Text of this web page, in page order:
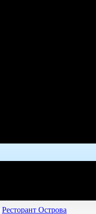
Ресторант Острова